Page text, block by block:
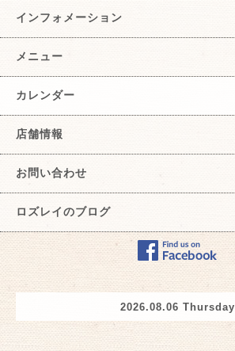
インフォメーション
メニュー
カレンダー
店舗情報
お問い合わせ
ロズレイのブログ
2026.08.06 Thursday